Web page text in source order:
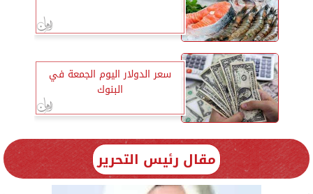
سعر الدولار اليوم الجمعة في
البنوك
مقال رئيس التحرير